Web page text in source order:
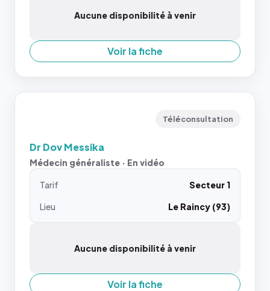
Aucune disponibilité à venir
Voir la fiche
Téléconsultation
Dr Dov Messika
Médecin généraliste · En vidéo
Tarif
Secteur 1
Lieu
Le Raincy (93)
Aucune disponibilité à venir
Voir la fiche